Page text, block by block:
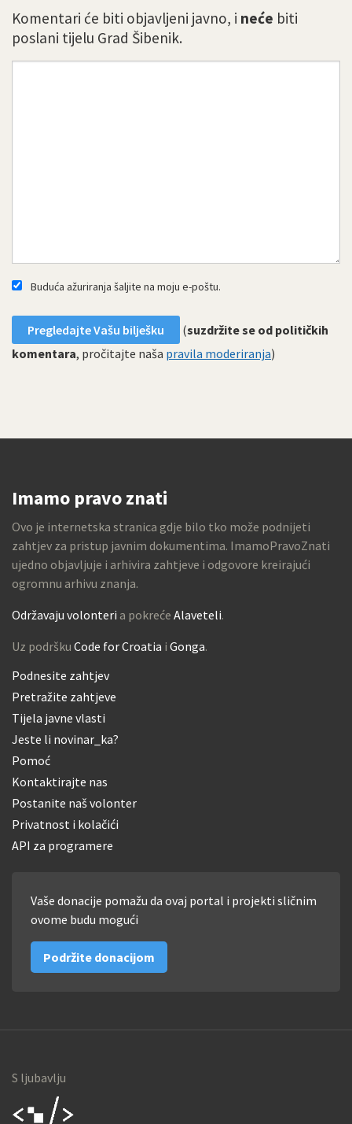
Komentari će biti objavljeni javno, i neće biti
poslani tijelu Grad Šibenik.
Buduća ažuriranja šaljite na moju e-poštu.
(suzdržite se od političkih
komentara, pročitajte naša pravila moderiranja)
Imamo pravo znati
Ovo je internetska stranica gdje bilo tko može podnijeti
zahtjev za pristup javnim dokumentima. ImamoPravoZnati
ujedno objavljuje i arhivira zahtjeve i odgovore kreirajući
ogromnu arhivu znanja.
Održavaju volonteri a pokreće Alaveteli.
Uz podršku Code for Croatia i Gonga.
Podnesite zahtjev
Pretražite zahtjeve
Tijela javne vlasti
Jeste li novinar_ka?
Pomoć
Kontaktirajte nas
Postanite naš volonter
Privatnost i kolačići
API za programere
Vaše donacije pomažu da ovaj portal i projekti sličnim
ovome budu mogući
Podržite donacijom
S ljubavlju